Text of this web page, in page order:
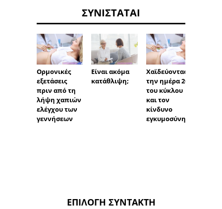
ΣΥΝΙΣΤΆΤΑΙ
Ορμονικές
εξετάσεις
πριν από τη
λήψη χαπιών
ελέγχου των
γεννήσεων
Είναι ακόμα
κατάθλιψη;
Χαϊδεύοντας
την ημέρα 20
του κύκλου
και τον
κίνδυνο
εγκυμοσύνης
ΕΠΙΛΟΓΉ ΣΥΝΤΆΚΤΗ